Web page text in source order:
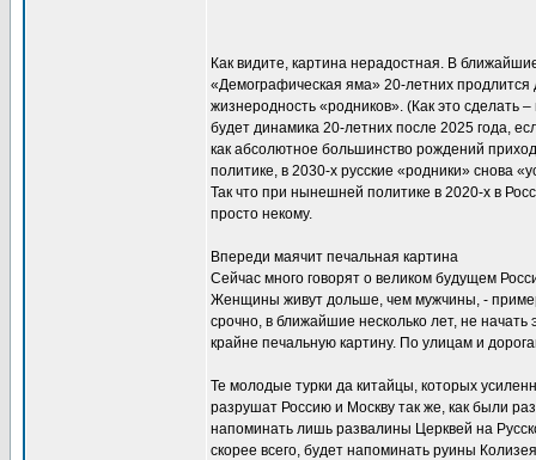
Как видите, картина нерадостная. В
«Демографическая яма» 20-летних
жизнеродность «родников». (Как это сделать
будет динамика 20-летних после 2025 года,
как абсолютное большинство рождений
политике, в 2030-х русские «родники» снова
Так что при нынешней политике в 2020-х в
просто некому.
Впереди маячит печальная картина
Сейчас много говорят о великом будущем
Женщины живут дольше, чем мужчины, -
срочно, в ближайшие несколько лет, не начать
крайне печальную картину. По улицам и
Те молодые турки да китайцы, которых
разрушат Россию и Москву так же, как были
напоминать лишь развалины Церквей на
скорее всего, будет напоминать руины